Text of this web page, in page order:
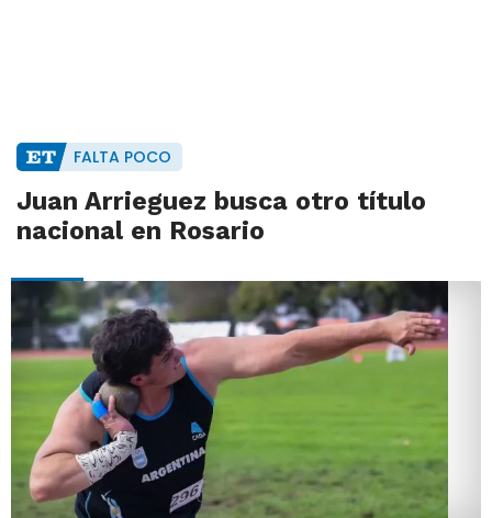
FALTA POCO
Juan Arrieguez busca otro título
nacional en Rosario